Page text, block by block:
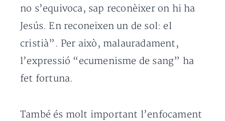
no s’equivoca, sap reconèixer on hi ha
Jesús. En reconeixen un de sol: el
cristià”. Per això, malauradament,
l’expressió “ecumenisme de sang” ha
fet fortuna.
També és molt important l’enfocament